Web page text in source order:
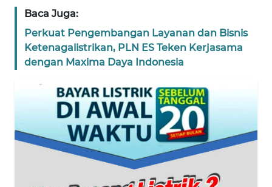
Baca Juga:
Perkuat Pengembangan Layanan dan Bisnis
Ketenagalistrikan, PLN ES Teken Kerjasama
dengan Maxima Daya Indonesia
SUMUT
WN
JAKARTA